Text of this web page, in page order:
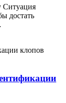
Ситуация
достать